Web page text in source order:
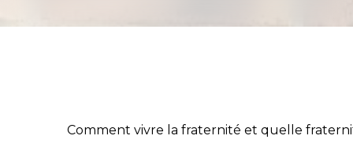
Comment vivre la fraternité et quelle